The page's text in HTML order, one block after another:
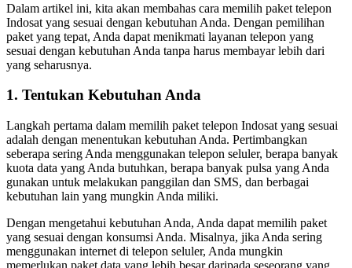
Dalam artikel ini, kita akan membahas cara memilih paket telepon
Indosat yang sesuai dengan kebutuhan Anda. Dengan pemilihan
paket yang tepat, Anda dapat menikmati layanan telepon yang
sesuai dengan kebutuhan Anda tanpa harus membayar lebih dari
yang seharusnya.
1. Tentukan Kebutuhan Anda
Langkah pertama dalam memilih paket telepon Indosat yang sesuai
adalah dengan menentukan kebutuhan Anda. Pertimbangkan
seberapa sering Anda menggunakan telepon seluler, berapa banyak
kuota data yang Anda butuhkan, berapa banyak pulsa yang Anda
gunakan untuk melakukan panggilan dan SMS, dan berbagai
kebutuhan lain yang mungkin Anda miliki.
Dengan mengetahui kebutuhan Anda, Anda dapat memilih paket
yang sesuai dengan konsumsi Anda. Misalnya, jika Anda sering
menggunakan internet di telepon seluler, Anda mungkin
memerlukan paket data yang lebih besar daripada seseorang yang